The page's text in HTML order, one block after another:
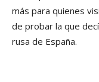
más para quienes
de probar la que
rusa de España.